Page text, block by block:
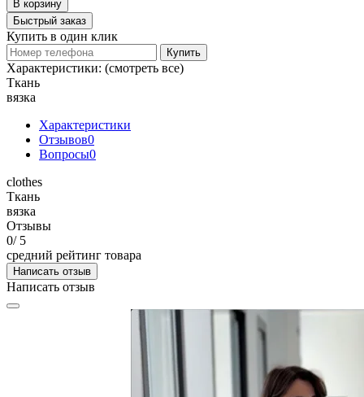
В корзину
Быстрый заказ
Купить в один клик
Купить
Характеристики: (смотреть все)
Ткань
вязка
Характеристики
Отзывов0
Вопросы0
clothes
Ткань
вязка
Отзывы
0/ 5
средний рейтинг товара
Написать отзыв
Написать отзыв